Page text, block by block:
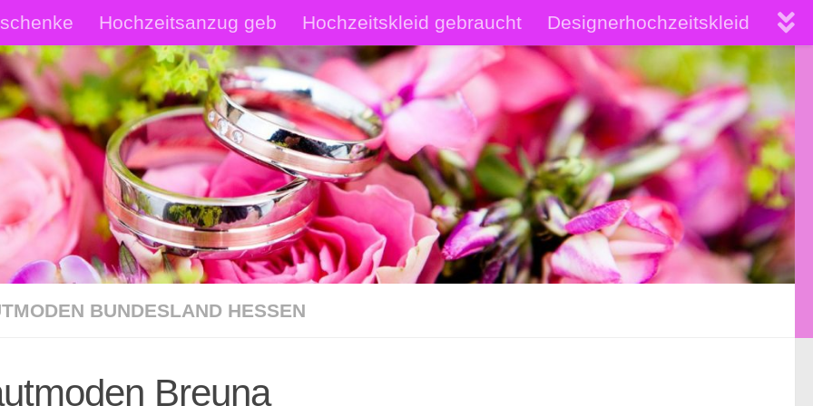
Hochzeitsanzug geb Hochzeitskleid gebraucht Designerhochzeitskleid
Shop Hochzeitsanzüge Shop hochwertige Brautkleider
BUNDESLAND HESSEN
Breuna